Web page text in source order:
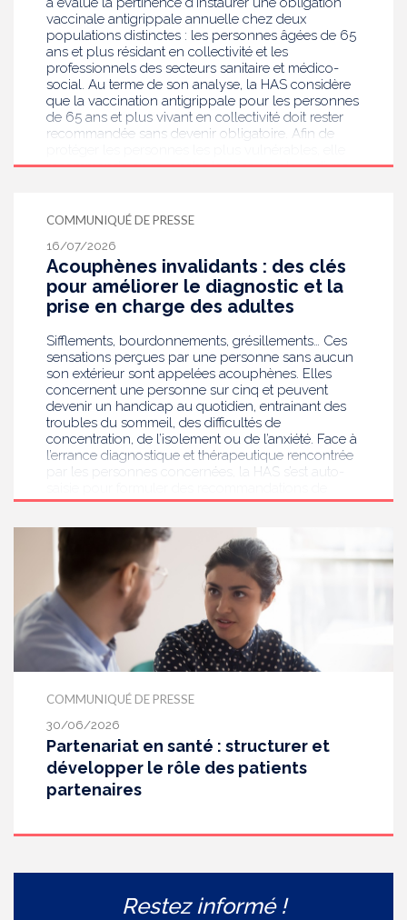
vaccinale antigrippale annuelle chez deux
populations distinctes : les personnes âgées de 65
ans et plus résidant en collectivité et les
professionnels des secteurs sanitaire et médico-
social. Au terme de son analyse, la HAS considère
que la vaccination antigrippale pour les personnes
de 65 ans et plus vivant en collectivité doit rester
recommandée sans devenir obligatoire. Afin de
recommande en revanche la mise en place d’une
pour les autres professionnels travaillant dans les
établissements de santé ou dans les
établissements médicaux sociaux hébergeant des
personnes âgées, en contact avec des personnes à
risque de grippe sévère, avec un déploiement
prioritaire en Ehpad et en USLD.
COMMUNIQUÉ DE PRESSE
16/07/2026
Acouphènes invalidants : des clés
pour améliorer le diagnostic et la
prise en charge des adultes
Sifflements, bourdonnements, grésillements… Ces
sensations perçues par une personne sans aucun
son extérieur sont appelées acouphènes. Elles
concernent une personne sur cinq et peuvent
devenir un handicap au quotidien, entrainant des
troubles du sommeil, des difficultés de
concentration, de l’isolement ou de l’anxiété. Face à
l’errance diagnostique et thérapeutique rencontrée
par les personnes concernées, la HAS s’est auto-
bonnes pratiques pour améliorer le diagnostic et
acouphènes chroniques invalidants . Elle publie
aujourd’hui ses travaux, destinés aux
professionnels de santé [1] impliqués dans le suivi
de ces patients.
COMMUNIQUÉ DE PRESSE
30/06/2026
Partenariat en santé : structurer et
développer le rôle des patients
partenaires
Restez informé !